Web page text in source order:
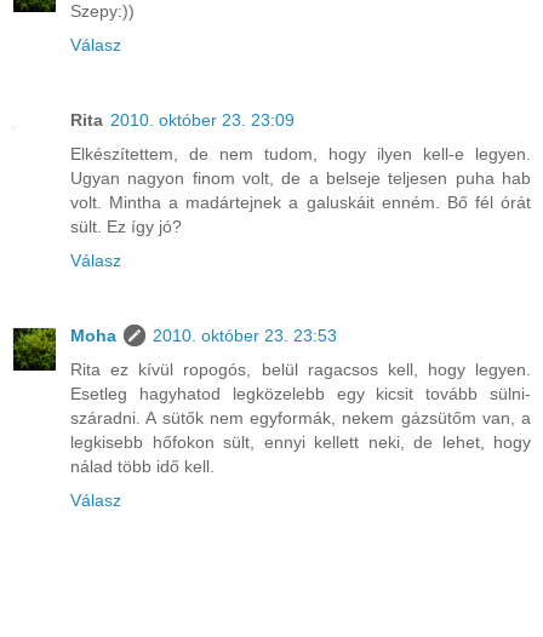
Szepy:))
Válasz
Rita 2010. október 23. 23:09
Elkészítettem, de nem tudom, hogy ilyen kell-e legyen.
Ugyan nagyon finom volt, de a belseje teljesen puha hab
volt. Mintha a madártejnek a galuskáit enném. Bő fél órát
sült. Ez így jó?
Válasz
Moha
2010. október 23. 23:53
Rita ez kívül ropogós, belül ragacsos kell, hogy legyen.
Esetleg hagyhatod legközelebb egy kicsit tovább sülni-
száradni. A sütők nem egyformák, nekem gázsütőm van, a
legkisebb hőfokon sült, ennyi kellett neki, de lehet, hogy
nálad több idő kell.
Válasz